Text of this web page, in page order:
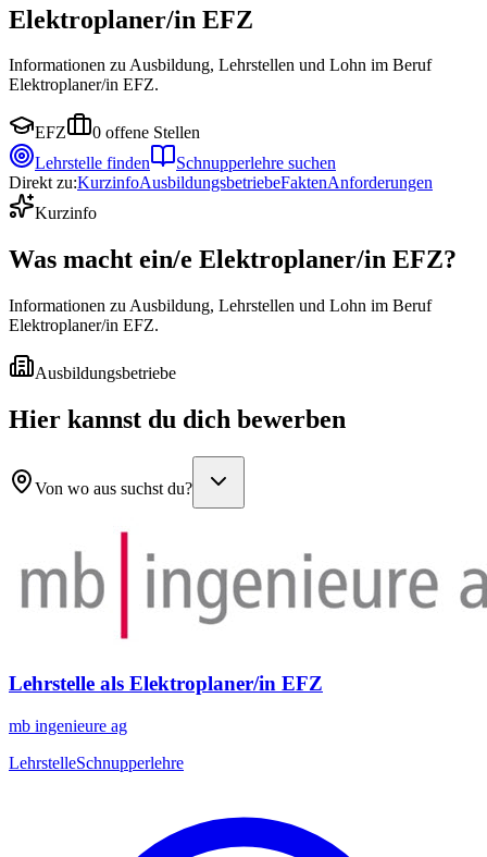
Elektroplaner/in EFZ
Informationen zu Ausbildung, Lehrstellen und Lohn im Beruf
Elektroplaner/in EFZ.
EFZ 0 offene Stellen
Lehrstelle finden
Schnupperlehre suchen
Direkt zu:KurzinfoAusbildungsbetriebeFaktenAnforderungen
Kurzinfo
Was macht ein/e Elektroplaner/in EFZ?
Informationen zu Ausbildung, Lehrstellen und Lohn im Beruf
Elektroplaner/in EFZ.
Ausbildungsbetriebe
Hier kannst du dich bewerben
Von wo aus suchst du?
Lehrstelle als Elektroplaner/in EFZ
mb ingenieure ag
LehrstelleSchnupperlehre